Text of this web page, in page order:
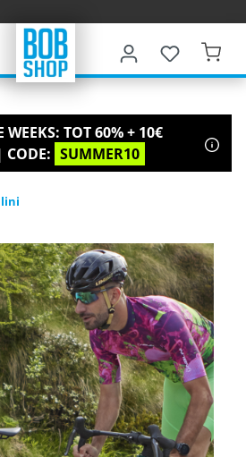
WEEKS: TOT 60% + 10€
CODE: SUMMER10